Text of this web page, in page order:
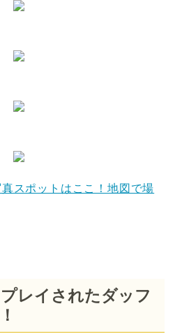
スポットはここ！地図で場
レイされたダッフ